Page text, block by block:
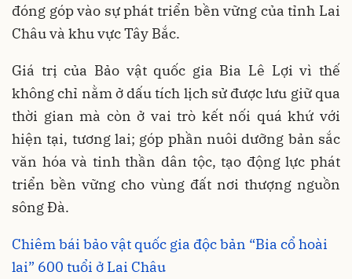
đóng góp vào sự phát triển bền vững của tỉnh Lai
Châu và khu vực Tây Bắc.
Giá trị của Bảo vật quốc gia Bia Lê Lợi vì thế
không chỉ nằm ở dấu tích lịch sử được lưu giữ qua
thời gian mà còn ở vai trò kết nối quá khứ với
hiện tại, tương lai; góp phần nuôi dưỡng bản sắc
văn hóa và tinh thần dân tộc, tạo động lực phát
triển bền vững cho vùng đất nơi thượng nguồn
sông Đà.
Chiêm bái bảo vật quốc gia độc bản “Bia cổ hoài
lai” 600 tuổi ở Lai Châu